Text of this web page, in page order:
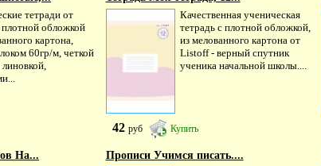
тетради от
обложкой
картона,
60гр/м, четкой
Качественная ученическая
тетрадь с плотной обложкой,
из мелованного картона от
Listoff - верный спутник
ученика начальной школы....
42 руб Купить
На...
Прописи Учимся писать....